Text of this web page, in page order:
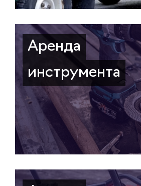
Аренда
инструмента